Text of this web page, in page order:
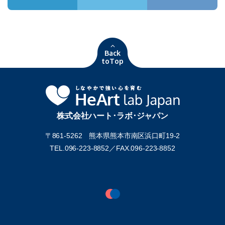
Back
toTop
株式会社ハート･ラボ･ジャパン
〒861-5262 熊本県熊本市南区浜口町19-2
TEL.096-223-8852／FAX.096-223-8852